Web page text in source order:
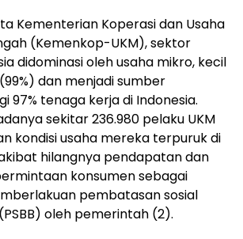
Kementerian Koperasi dan Usaha
(Kemenkop-UKM), sektor
didominasi oleh usaha mikro, kecil
dan menjadi sumber
97% tenaga kerja di Indonesia.
sekitar 236.980 pelaku UKM
kondisi usaha mereka terpuruk di
hilangnya pendapatan dan
konsumen sebagai
pembatasan sosial
oleh pemerintah (2).